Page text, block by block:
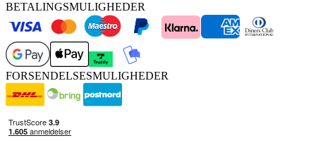
BETALINGSMULIGHEDER
FORSENDELSESMULIGHEDER